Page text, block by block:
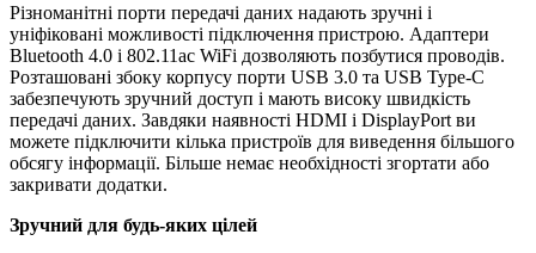
Різноманітні порти передачі даних надають зручні і
уніфіковані можливості підключення пристрою. Адаптери
Bluetooth 4.0 і 802.11ac WiFi дозволяють позбутися проводів.
Розташовані збоку корпусу порти USB 3.0 та USB Type-C
забезпечують зручний доступ і мають високу швидкість
передачі даних. Завдяки наявності HDMI і DisplayPort ви
можете підключити кілька пристроїв для виведення більшого
обсягу інформації. Більше немає необхідності згортати або
закривати додатки.
Зручний для будь-яких цілей